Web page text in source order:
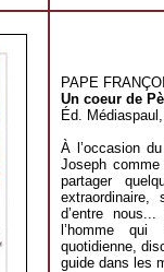
PAPE
Un coeur de
Éd.
À l’occasion
Joseph
partager
d’entre
l’homme
quotidienne,
guide dans les